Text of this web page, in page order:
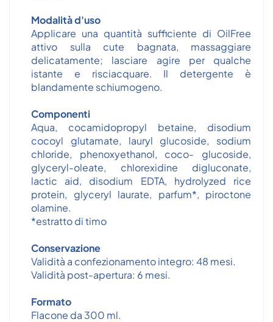
Modalità d'uso
AppIicare una quantità sufficiente di OilFree
attivo sulla cute bagnata, massaggiare
delicatamente; lasciare agire per qualche
istante e risciacquare. Il detergente è
blandamente schiumogeno.
Componenti
Aqua, cocamidopropyl betaine, disodium
cocoyl glutamate, lauryl glucoside, sodium
chloride, phenoxyethanol, coco- glucoside,
glyceryl-oleate, chlorexidine digluconate,
lactic aid, disodium EDTA, hydrolyzed rice
protein, glyceryl laurate, parfum*, piroctone
olamine.
*estratto di timo
Conservazione
Validità a confezionamento integro: 48 mesi.
Validità post-apertura: 6 mesi.
Formato
Flacone da 300 ml.